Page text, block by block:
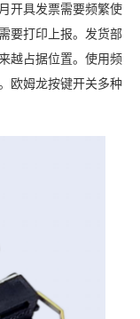
开具发票需要频繁使
要打印上报。发货部
越占据位置。使用频
欧姆龙按键开关多种